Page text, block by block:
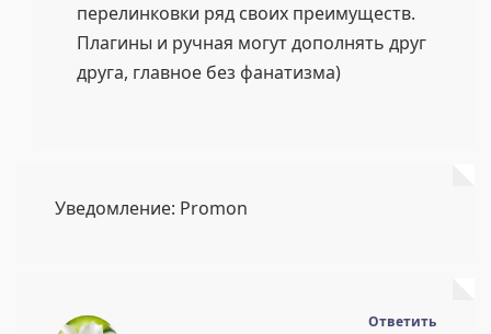
перелинковки ряд своих преимуществ.
Плагины и ручная могут дополнять друг
друга, главное без фанатизма)
Уведомление: Promon
Ответить